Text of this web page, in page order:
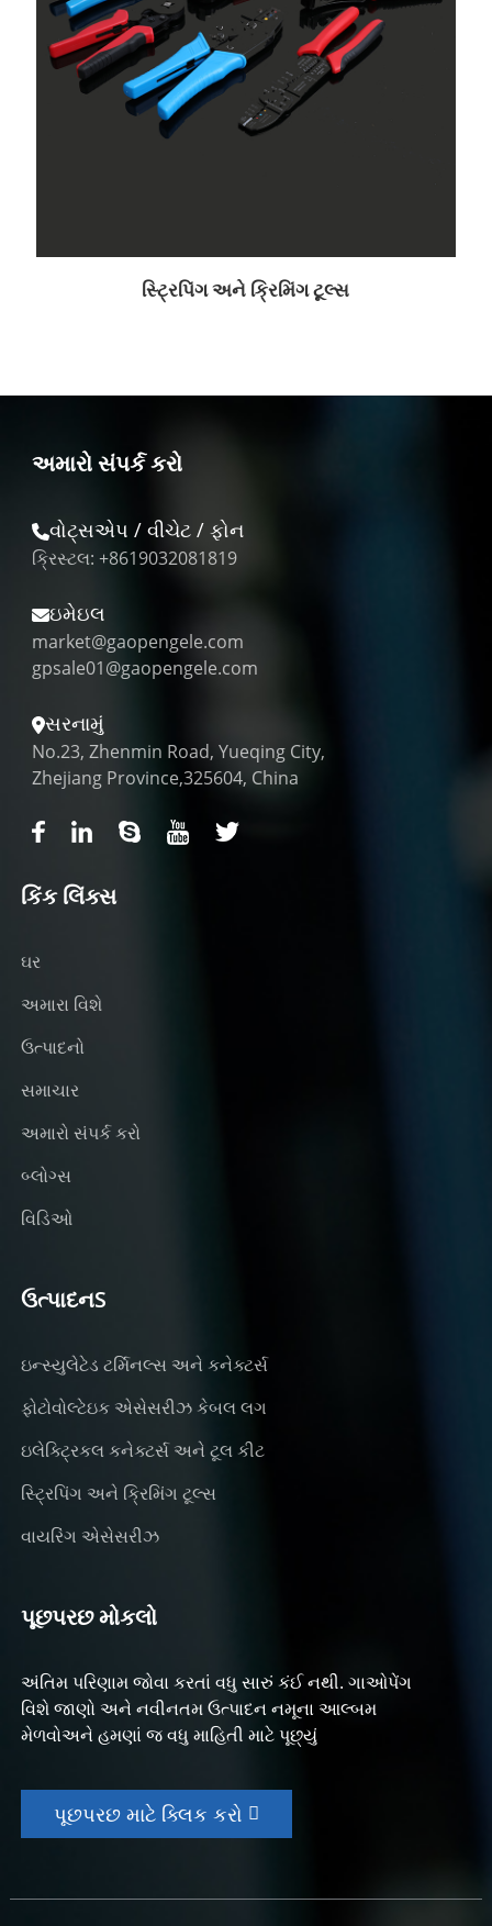
સ્ટ્રિપિંગ અને ક્રિમિંગ ટૂલ્સ
અમારો સંપર્ક કરો
વોટ્સએપ / વીચેટ / ફોન
ક્રિસ્ટલ: +8619032081819
ઇમેઇલ
market@gaopengele.com
gpsale01@gaopengele.com
સરનામું
No.23, Zhenmin Road, Yueqing City,
Zhejiang Province,325604, China
કિંક લિંક્સ
ઘર
અમારા વિશે
ઉત્પાદનો
સમાચાર
અમારો સંપર્ક કરો
બ્લોગ્સ
વિડિઓ
ઉત્પાદનS
ઇન્સ્યુલેટેડ ટર્મિનલ્સ અને કનેક્ટર્સ
ફોટોવોલ્ટેઇક એસેસરીઝ કેબલ લગ
ઇલેક્ટ્રિકલ કનેક્ટર્સ અને ટૂલ કીટ
સ્ટ્રિપિંગ અને ક્રિમિંગ ટૂલ્સ
વાયરિંગ એસેસરીઝ
પૂછપરછ મોકલો
અંતિમ પરિણામ જોવા કરતાં વધુ સારું કંઈ નથી. ગાઓપેંગ
વિશે જાણો અને નવીનતમ ઉત્પાદન નમૂના આલ્બમ
મેળવોઅને હમણાં જ વધુ માહિતી માટે પૂછ્યું
પૂછપરછ માટે ક્લિક કરો